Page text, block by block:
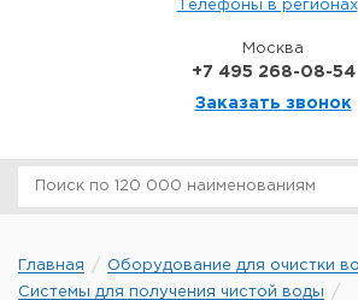
Телефоны в регионах
Москва
+7 495 268-08-54
Заказать звонок
Главная
Оборудование для очистки
Системы для получения чистой воды